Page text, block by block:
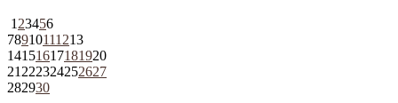
1 23456
78910111213
14151617181920
21 222324252627
282930